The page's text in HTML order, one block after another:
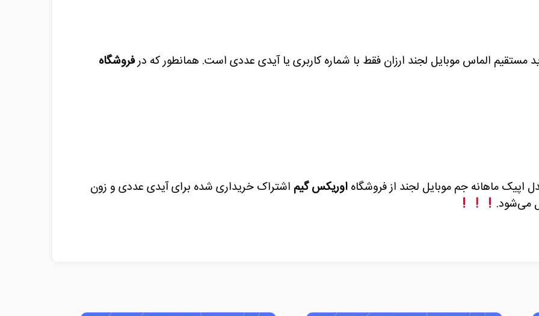
مستقیم الماس موبایل لجند ارزان فقط با شماره کاربری یا آیدی عددی است. همانطور که درفروشگاه
اپیک ماهانه جم موبایل لجند از فروشگاه اوریکس گیم اشتراک خریداری شده برای آیدی عددی و زون
می‌شود.